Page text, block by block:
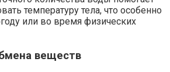
температуру тела, что особенно
или во время физических
веществ